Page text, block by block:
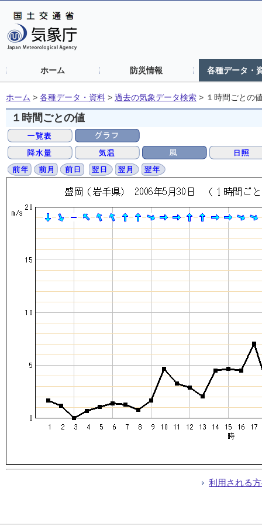
ホーム 防災情報 各種データ・
ホーム > 各種データ・資料 > 過去の気象データ検索 > １時間ごとの
１時間ごとの値
利用される